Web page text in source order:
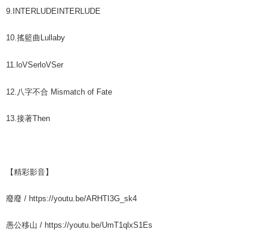
9. INTERLUDE INTERLUDE
10.搖籃曲 Lullaby
11. loVSer loVSer
12. 八字不合 Mismatch of Fate
13.接著Then
【精彩影音】
廢廢 / https://youtu.be/ARHTI3G_sk4
愚公移山 / https://youtu.be/UmT1qlxS1Es